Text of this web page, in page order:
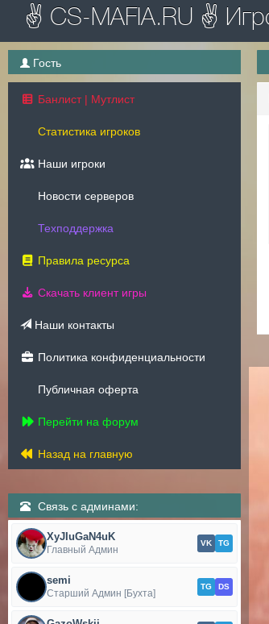
✌ CS-MAFIA.RU ✌
Гость
Банлист | Мутлист
Статистика игроков
Наши игроки
Новости серверов
Техподдержка
Правила ресурса
Скачать клиент игры
Наши контакты
Политика конфиденциальности
Публичная оферта
Перейти на форум
Назад на главную
Связь с админами:
XyJIuGaN4uK
Главный Админ
VK TG
semi
Старший Админ [Бухта]
TG DS